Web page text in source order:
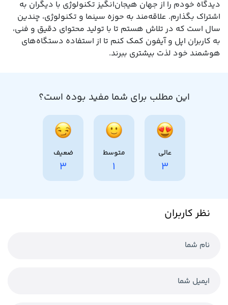
دیدگاه خودم را از جهان هیجان‌انگیز تکنولوژی با دیگران به
اشتراک بگذارم. علاقه‌مند به حوزه سینما و تکنولوژی، چندین
سال است که در تلاش هستم تا با تولید محتوای دقیق و فنی،
به کاربران اپل و آیفون کمک کنم تا از استفاده دستگاه‌های
هوشمند خود لذت بیشتری ببرند.
این مطلب برای شما مفید بوده است؟
عالی
3
متوسط
1
ضعیف
3
نظر کاربران